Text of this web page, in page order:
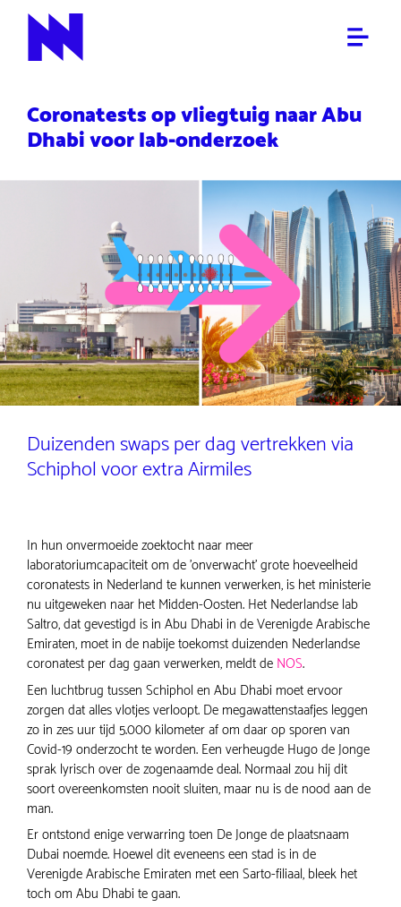
ALGEMEEN
Coronatests op vliegtuig naar Abu
Dhabi voor lab-onderzoek
Duizenden swaps per dag vertrekken via
Schiphol voor extra Airmiles
In hun onvermoeide zoektocht naar meer
laboratoriumcapaciteit om de 'onverwacht' grote hoeveelheid
coronatests in Nederland te kunnen verwerken, is het ministerie
nu uitgeweken naar het Midden-Oosten. Het Nederlandse lab
Saltro, dat gevestigd is in Abu Dhabi in de Verenigde Arabische
Emiraten, moet in de nabije toekomst duizenden Nederlandse
coronatest per dag gaan verwerken, meldt de NOS.
Een luchtbrug tussen Schiphol en Abu Dhabi moet ervoor
zorgen dat alles vlotjes verloopt. De megawattenstaafjes leggen
zo in zes uur tijd 5.000 kilometer af om daar op sporen van
Covid-19 onderzocht te worden. Een verheugde Hugo de Jonge
sprak lyrisch over de zogenaamde deal. Normaal zou hij dit
soort overeenkomsten nooit sluiten, maar nu is de nood aan de
man.
Er ontstond enige verwarring toen De Jonge de plaatsnaam
Dubai noemde. Hoewel dit eveneens een stad is in de
Verenigde Arabische Emiraten met een Sarto-filiaal, bleek het
toch om Abu Dhabi te gaan.